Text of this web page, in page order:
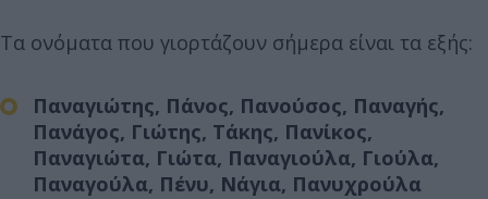
Τα ονόματα που γιορτάζουν σήμερα είναι τα εξής:
Παναγιώτης, Πάνος, Πανούσος, Παναγής,
Πανάγος, Γιώτης, Τάκης, Πανίκος,
Παναγιώτα, Γιώτα, Παναγιούλα, Γιούλα,
Παναγούλα, Πένυ, Νάγια, Πανυχρούλα